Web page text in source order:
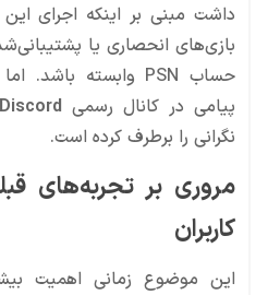
داشت مبنی بر اینکه اجرای این
بازی‌های انحصاری یا
حساب PSN وابسته باشد. اما اکنون
پیامی در کانال رسمیDiscord
نگرانی را برطرف کرده است.
مروری بر تجربه‌های
کاربران
این موضوع زمانی اهمیت